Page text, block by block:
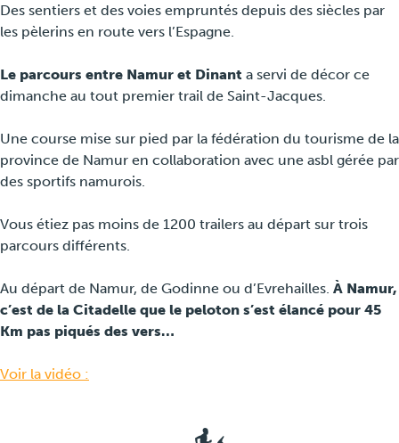
TraKKs Team
Des sentiers et des voies empruntés depuis des siècles par
les pèlerins en route vers l’Espagne.
Le parcours entre Namur et Dinant a servi de décor ce
dimanche au tout premier trail de Saint-Jacques.
Une course mise sur pied par la fédération du tourisme de la
province de Namur en collaboration avec une asbl gérée par
des sportifs namurois.
Vous étiez pas moins de 1200 trailers au départ sur trois
parcours différents.
Au départ de Namur, de Godinne ou d’Evrehailles. À Namur,
c’est de la Citadelle que le peloton s’est élancé pour 45
Km pas piqués des vers…
Voir la vidéo :